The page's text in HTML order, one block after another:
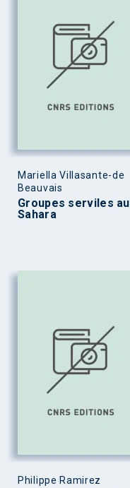
Mariella Villasante-de
Beauvais
Groupes serviles au
Sahara
Philippe Ramirez